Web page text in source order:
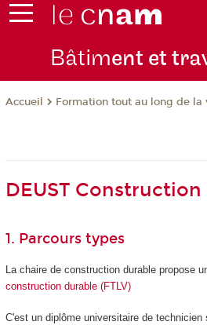
Bâtiment et
Accueil Formation tout au long de la
DEUST Construction
1. Parcours types
La chaire de construction durable propose
construction durable (FTLV)
C'est un diplôme universitaire de